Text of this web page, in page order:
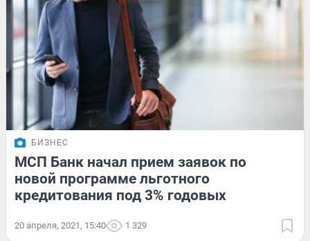
БИЗНЕС
МСП Банк начал прием заявок по
новой программе льготного
кредитования под 3% годовых
20 апреля, 2021, 15:40 1 329